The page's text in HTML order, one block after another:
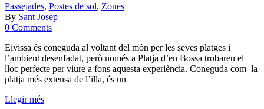
Passejades, Postes de sol, Zones
By Sant Josep
0 Comments
Eivissa és coneguda al voltant del món per les seves platges i
l’ambient desenfadat, però només a Platja d’en Bossa trobareu el
lloc perfecte per viure a fons aquesta experiència. Coneguda com la
platja més extensa de l’illa, és un
Llegir més